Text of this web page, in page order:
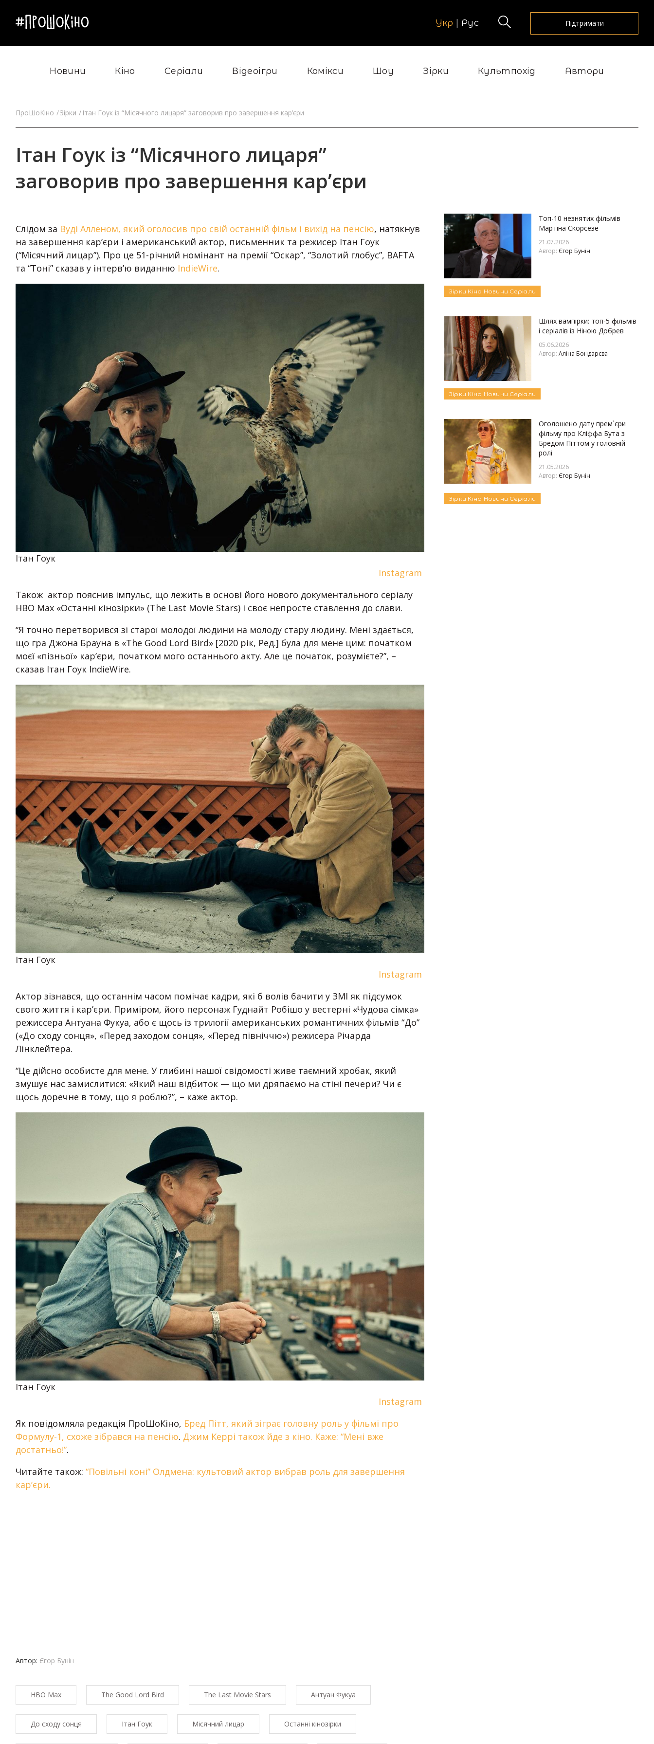
Укр Рус Підтримати
Новини Кіно Серіали Відеоігри Комікси Шоу Зірки Культпохід Автори
ПроШоКіно Зірки Ітан Гоук із “Місячного лицаря” заговорив про завершення кар’єри
Ітан Гоук із “Місячного лицаря”
заговорив про завершення кар’єри
Слідом за Вуді Алленом, який оголосив про свій останній фільм і вихід на пенсію, натякнув
на завершення кар’єри і американський актор, письменник та режисер Ітан Гоук
(“Місячний лицар”). Про це 51-річний номінант на премії “Оскар”, “Золотий глобус”, BAFTA
та “Тоні” сказав у інтерв’ю виданню IndieWire.
Ітан Гоук
Instagram
Також актор пояснив імпульс, що лежить в основі його нового документального серіалу
HBO Max «Останні кінозірки» (The Last Movie Stars) і своє непросте ставлення до слави.
“Я точно перетворився зі старої молодої людини на молоду стару людину. Мені здається,
що гра Джона Брауна в «The Good Lord Bird» [2020 рік, Ред.] була для мене цим: початком
моєї «пізньої» кар’єри, початком мого останнього акту. Але це початок, розумієте?”, –
сказав Ітан Гоук IndieWire.
Ітан Гоук
Instagram
Актор зізнався, що останнім часом помічає кадри, які б волів бачити у ЗМІ як підсумок
свого життя і кар’єри. Приміром, його персонаж Гуднайт Робішо у вестерні «Чудова сімка»
режиссера Антуана Фукуа, або є щось із трилогії американських романтичних фільмів “До”
(«До сходу сонця», «Перед заходом сонця», «Перед північчю») режисера Річарда
Лінклейтера.
“Це дійсно особисте для мене. У глибині нашої свідомості живе таємний хробак, який
змушує нас замислитися: «Який наш відбиток — що ми дряпаємо на стіні печери? Чи є
щось доречне в тому, що я роблю?”, – каже актор.
Ітан Гоук
Instagram
Як повідомляла редакція ПроШоКіно, Бред Пітт, який зіграє головну роль у фільмі про
Формулу-1, схоже зібрався на пенсію. Джим Керрі також йде з кіно. Каже: “Мені вже
достатньо!”.
Читайте також: “Повільні коні” Олдмена: культовий актор вибрав роль для завершення
кар’єри.
Автор: Єгор Бунін
HBO Max The Good Lord Bird The Last Movie Stars Антуан Фукуа
До сходу сонця Ітан Гоук Місячний лицар Останні кінозірки
Топ-10 незнятих фільмів
Мартіна Скорсезе
21.07.2026
Автор: Єгор Бунін
Зірки Кіно Новини Серіали
Шлях вампірки: топ-5 фільмів
і серіалів із Ніною Добрев
05.06.2026
Автор: Аліна Бондарєва
Зірки Кіно Новини Серіали
Оголошено дату прем`єри
фільму про Кліффа Бута з
Бредом Піттом у головній
ролі
21.05.2026
Автор: Єгор Бунін
Зірки Кіно Новини Серіали